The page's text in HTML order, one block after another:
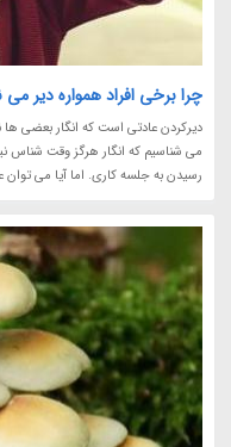
چرا برخی افراد همواره دیر می
دیرکردن عادتی است که انگار بعضی ها
می شناسیم که انگار هرگز وقت شناس
رسیدن به جلسه کاری. اما آیا می